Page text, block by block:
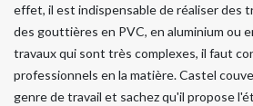
effet, il est indispensable de réaliser des
des gouttières en PVC, en aluminium ou
travaux qui sont très complexes, il faut
professionnels en la matière. Castel
genre de travail et sachez qu'il propose